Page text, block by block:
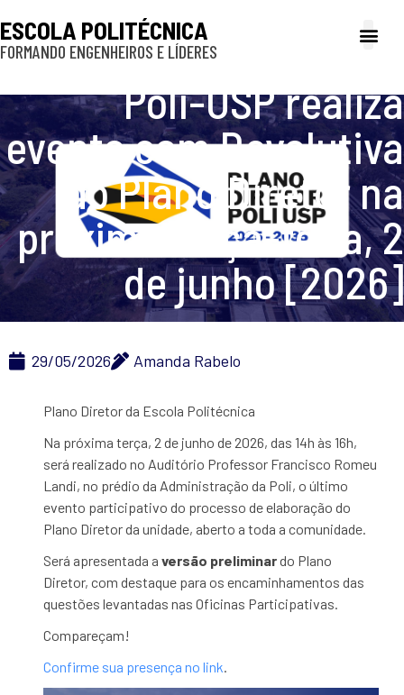
ESCOLA POLITÉCNICA
FORMANDO ENGENHEIROS E LÍDERES
Poli-USP realiza
evento com Devolutiva
do Plano Diretor na
próxima terça-feira, 2
de junho [2026]
29/05/2026 Amanda Rabelo
Plano Diretor da Escola Politécnica
Na próxima terça, 2 de junho de 2026, das 14h às 16h,
será realizado no Auditório Professor Francisco Romeu
Landi, no prédio da Administração da Poli, o último
evento participativo do processo de elaboração do
Plano Diretor da unidade, aberto a toda a comunidade.
Será apresentada aversão preliminardo Plano
Diretor, com destaque para os encaminhamentos das
questões levantadas nas Oficinas Participativas.
Compareçam!
Confirme sua presença no link.